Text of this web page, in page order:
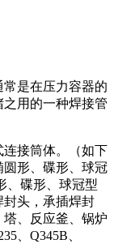
是在压力容器的
用的一种焊接管
接筒体。（如下
圆形、碟形、球冠
、碟形、球冠型
头，承插焊封
塔、反应釜、锅炉
、Q345B、